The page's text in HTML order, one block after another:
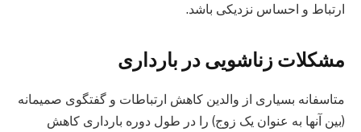
ارتباط و احساس نزدیکی باشد.
مشکلات زناشویی در بارداری
متاسفانه بسیاری از والدین کاهش ارتباطات و گفتگوی صمیمانه
(بین آنها به عنوان یک زوج) را در طول دوره بارداری کاهش